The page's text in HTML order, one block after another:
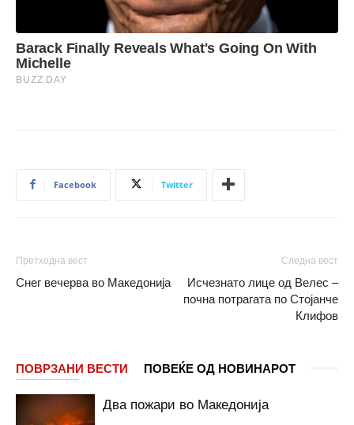
Facebook Twitter
Претходна вест
Снег вечерва во Македонија
Следна вест
Исчезнато лице од Велес –
почна потрагата по Стојанче
Клифов
ПОВРЗАНИ ВЕСТИ ПОВЕЌЕ ОД НОВИНАРОТ
Два пожари во Македонија